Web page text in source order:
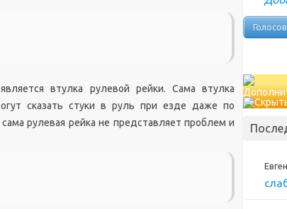
втулка рулевой рейки. Сама втулка
сказать стуки в руль при езде даже по
рулевая рейка не представляет проблем и